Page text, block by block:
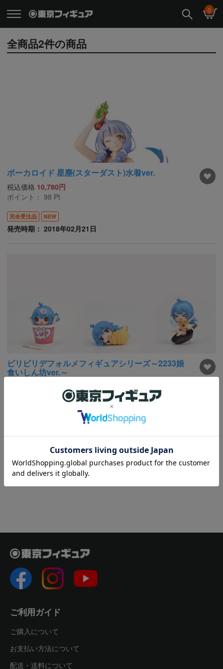
0
全商品2件の商品
ボーカロイド 星塵(スターダスト)水着ver.
税込価格 10,780円
ポイント： 98 Pt
完全受注品 NEW
発売時期： 2018年02月21日
ビリビリデフォルメフィギュアシリーズ～2233娘
食いしん坊ver.～
ご利用ガイド
ご購入について
お支払い方法について
配送・送料について